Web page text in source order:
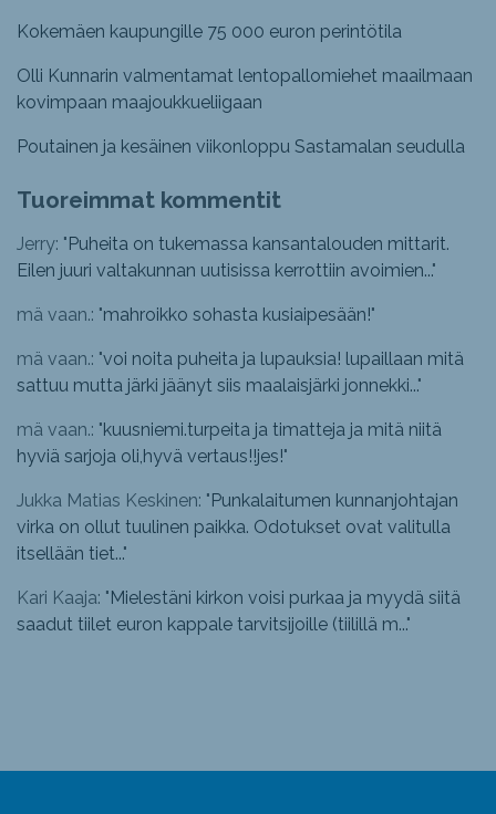
Kokemäen kaupungille 75 000 euron perintötila
Olli Kunnarin valmentamat lentopallomiehet maailmaan
kovimpaan maajoukkueliigaan
Poutainen ja kesäinen viikonloppu Sastamalan seudulla
Tuoreimmat kommentit
Jerry: " Puheita on tukemassa kansantalouden mittarit.
Eilen juuri valtakunnan uutisissa kerrottiin avoimien..."
mä vaan.: "mahroikko sohasta kusiaipesään!"
mä vaan.: "voi noita puheita ja lupauksia! lupaillaan mitä
sattuu mutta järki jäänyt siis maalaisjärki jonnekki..."
mä vaan.: "kuusniemi.turpeita ja timatteja ja mitä niitä
hyviä sarjoja oli,hyvä vertaus!!jes!"
Jukka Matias Keskinen: " Punkalaitumen kunnanjohtajan
virka on ollut tuulinen paikka. Odotukset ovat valitulla
itsellään tiet..."
Kari Kaaja: " Mielestäni kirkon voisi purkaa ja myydä siitä
saadut tiilet euron kappale tarvitsijoille (tiilillä m..."